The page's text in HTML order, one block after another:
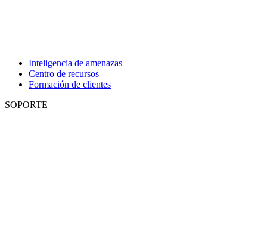
Inteligencia de amenazas
Centro de recursos
Formación de clientes
SOPORTE